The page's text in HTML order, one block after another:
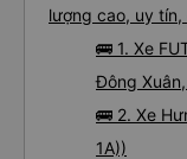
lượng cao, uy
🚌 1. Xe
Đông
🚌 2. Xe
1A))